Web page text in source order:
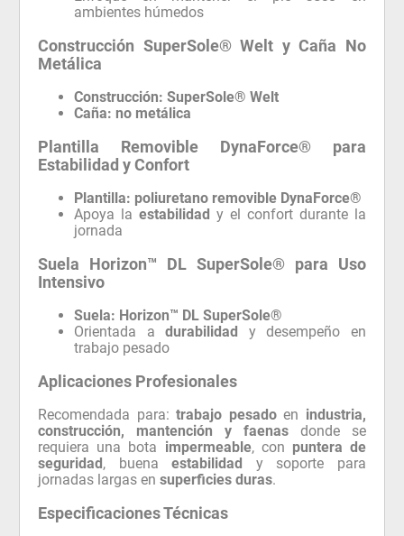
ambientes húmedos
Construcción SuperSole® Welt y Caña No
Metálica
Construcción: SuperSole® Welt
Caña: no metálica
Plantilla Removible DynaForce® para
Estabilidad y Confort
Plantilla: poliuretano removible DynaForce®
Apoya laestabilidad y el confort durante la
jornada
Suela Horizon™ DL SuperSole® para Uso
Intensivo
Suela: Horizon™ DL SuperSole®
Orientada adurabilidad y desempeño en
trabajo pesado
Aplicaciones Profesionales
Recomendada para:trabajo pesadoen industria,
construcción, mantención y faenasdonde se
requiera una bota impermeable, con puntera de
seguridad, buenaestabilidad y soporte para
jornadas largas ensuperficies duras.
Especificaciones Técnicas